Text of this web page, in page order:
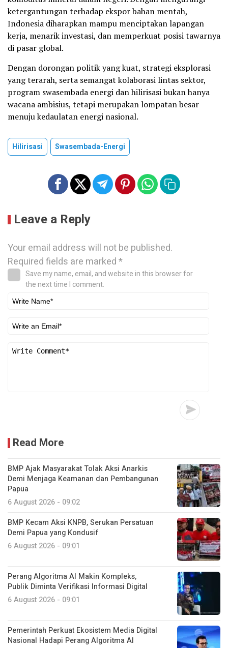
ketergantungan terhadap ekspor bahan mentah,
Indonesia diharapkan mampu menciptakan lapangan
kerja, menarik investasi, dan memperkuat posisi tawarnya
di pasar global.
Dengan dorongan politik yang kuat, strategi eksplorasi
yang terarah, serta semangat kolaborasi lintas sektor,
program swasembada energi dan hilirisasi bukan hanya
wacana ambisius, tetapi merupakan lompatan besar
menuju kedaulatan energi nasional.
Hilirisasi Swasembada-Energi
Leave a Reply
Your email address will not be published.
Required fields are marked*
Save my name, email, and website in this browser for
the next time I comment.
Read More
BMP Ajak Masyarakat Tolak Aksi Anarkis
Demi Menjaga Keamanan dan Pembangunan
Papua
6 August 2026 - 09:02
BMP Kecam Aksi KNPB, Serukan Persatuan
Demi Papua yang Kondusif
6 August 2026 - 09:01
Perang Algoritma AI Makin Kompleks,
Publik Diminta Verifikasi Informasi Digital
6 August 2026 - 09:01
Pemerintah Perkuat Ekosistem Media Digital
Nasional Hadapi Perang Algoritma AI